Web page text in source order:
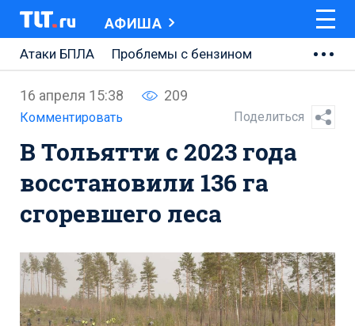
АФИША
Атаки БПЛА
Проблемы с бензином
Ремонт Центральной площади
Ремонт Обводного шоссе
Набережная Тольятти
Неделя Тольятти
16 апреля 15:38 209
Комментировать Поделиться
В Тольятти с 2023 года
восстановили 136 га
сгоревшего леса